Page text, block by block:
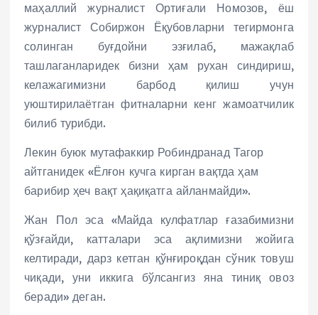
маҳаллий журналист Ортиғали Номозов, ёш
журналист Собиржон Ёқубовларни тегирмонга
солинган буғдойни эзғилаб, мажақлаб
ташлаганларидек бизни ҳам рухан синдириш,
келажагимизни барбод қилиш учун
уюштирилаётган фитналарни кенг жамоатчилик
билиб турибди.
Лекин буюк мутафаккир Робиндранад Тагор
айтганидек «Ёлғон кучга кирган вақтда ҳам
барибир ҳеч вақт ҳақиқатга айланмайди».
Жан Пол эса «Майда кулфатлар ғазабимизни
қўзғайди, катталари эса ақлимизни жойига
келтиради, дарз кетган қўнғироқдан сўник товуш
чиқади, уни иккига бўлсангиз яна тиниқ овоз
беради» деган.